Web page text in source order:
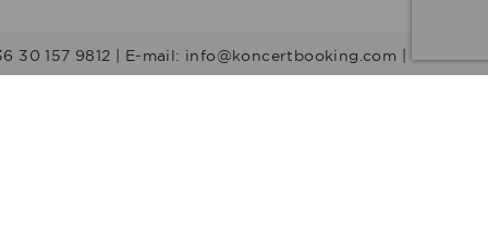
30 157 9812 | E-mail: info@koncertbooking.com |